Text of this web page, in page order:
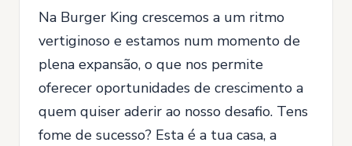
Na Burger King crescemos a um ritmo
vertiginoso e estamos num momento de
plena expansão, o que nos permite
oferecer oportunidades de crescimento a
quem quiser aderir ao nosso desafio. Tens
fome de sucesso? Esta é a tua casa, a